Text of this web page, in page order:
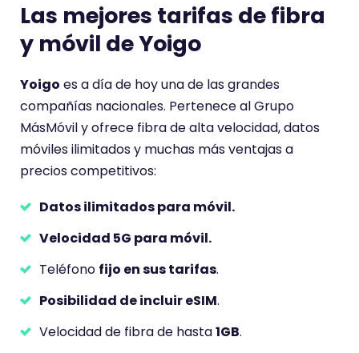
Las mejores tarifas de fibra
y móvil de Yoigo
Yoigo es a día de hoy una de las grandes
compañías nacionales. Pertenece al Grupo
MásMóvil y ofrece fibra de alta velocidad, datos
móviles ilimitados y muchas más ventajas a
precios competitivos:
Datos ilimitados para móvil.
Velocidad 5G para móvil.
Teléfono fijo en sus tarifas.
Posibilidad de incluir eSIM.
Velocidad de fibra de hasta1GB.